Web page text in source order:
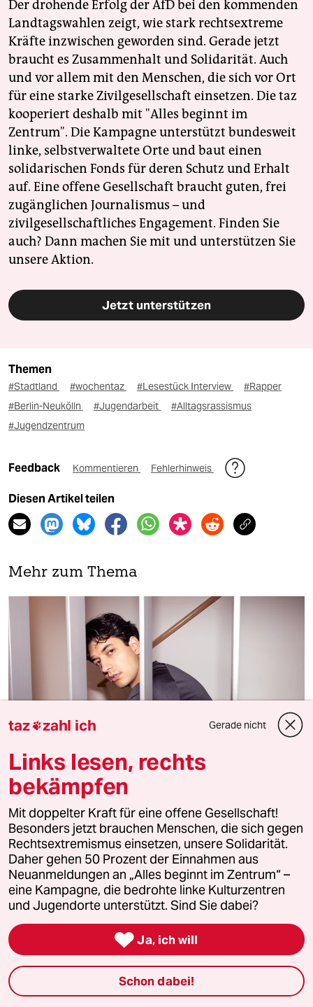
Der drohende Erfolg der AfD bei den kommenden
Landtagswahlen zeigt, wie stark rechtsextreme
Kräfte inzwischen geworden sind. Gerade jetzt
braucht es Zusammenhalt und Solidarität. Auch
und vor allem mit den Menschen, die sich vor Ort
für eine starke Zivilgesellschaft einsetzen. Die taz
kooperiert deshalb mit "Alles beginnt im
Zentrum". Die Kampagne unterstützt bundesweit
linke, selbstverwaltete Orte und baut einen
solidarischen Fonds für deren Schutz und Erhalt
auf. Eine offene Gesellschaft braucht guten, frei
zugänglichen Journalismus – und
zivilgesellschaftliches Engagement. Finden Sie
auch? Dann machen Sie mit und unterstützen Sie
unsere Aktion.
Jetzt unterstützen
Themen
#Stadtland #wochentaz #Lesestück Interview
#Rapper
#Berlin-Neukölln
#Jugendarbeit
#Alltagsrassismus
#Jugendzentrum
Feedback Kommentieren Fehlerhinweis
Diesen Artikel teilen
Mehr zum Thema
Rapper Apsilon
„Die Rechten sollten nicht als Einzige Wut
für sich claimen“
... denn sie sei wichtig und schon immer der Antrieb für
Wandel gewesen, sagt der Berliner Rapper Apsilon. Hier
spricht er über Lars Klingbeil, Gaza und den verlorenen
Glanz in seinen Augen.
Interview von Jannik Grimmbacher
taz zahl ich Gerade nicht
Links lesen, rechts
bekämpfen
Mit doppelter Kraft für eine offene Gesellschaft!
Besonders jetzt brauchen Menschen, die sich gegen
Rechtsextremismus einsetzen, unsere Solidarität.
Daher gehen 50 Prozent der Einnahmen aus
Neuanmeldungen an „Alles beginnt im Zentrum“ –
eine Kampagne, die bedrohte linke Kulturzentren
und Jugendorte unterstützt. Sind Sie dabei?
 Ja, ich will
Schon dabei!